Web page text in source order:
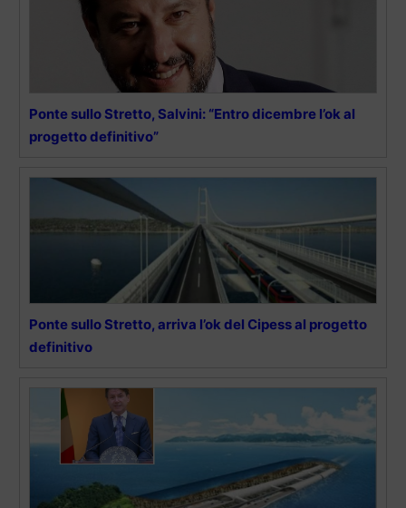
Ponte sullo Stretto, Salvini: “Entro dicembre l’ok al
progetto definitivo”
Ponte sullo Stretto, arriva l’ok del Cipess al progetto
definitivo